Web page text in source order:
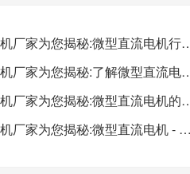
深圳微型直流电机电机厂家为您
深圳微型直流电机电机厂家为您揭
深圳微型直流电机电机厂家为
深圳微型直流电机电机厂家为您揭秘:微型直